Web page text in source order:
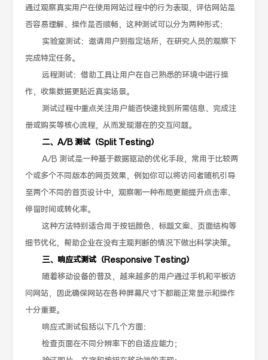
通过观察真实用户在使用网站过程中的行为表现，评估网站是
否容易理解、操作是否顺畅，这种测试可以分为两种形式：
实验室测试：邀请用户到指定场所，在研究人员的观察下
完成特定任务。
远程测试：借助工具让用户在自己熟悉的环境中进行操
作，收集数据更贴近真实场景。
测试过程中重点关注用户能否快速找到所需信息、完成注
册或购买等核心流程，从而发现潜在的交互问题。
二、A/B 测试（Split Testing）
A/B 测试是一种基于数据驱动的优化手段，常用于比较两
个或多个不同版本的网页效果，例如你可以将访问者随机引导
至两个不同的首页设计中，观察哪一种布局更能提升点击率、
停留时间或转化率。
这种方法特别适合用于按钮颜色、标题文案、页面结构等
细节优化，帮助企业在没有主观判断的情况下做出科学决策。
三、响应式测试（Responsive Testing）
随着移动设备的普及，越来越多的用户通过手机和平板访
问网站，因此确保网站在各种屏幕尺寸下都能正常显示和操作
十分重要。
响应式测试包括以下几个方面：
检查页面在不同分辨率下的自适应能力；